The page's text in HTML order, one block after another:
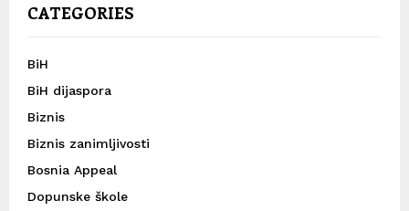
CATEGORIES
BiH
BiH dijaspora
Biznis
Biznis zanimljivosti
Bosnia Appeal
Dopunske škole